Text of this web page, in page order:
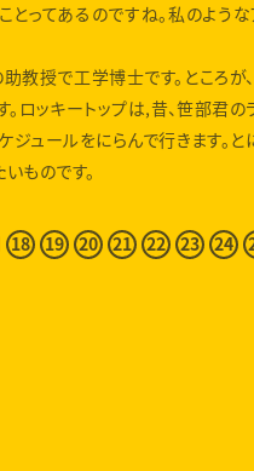
とってあるのですね。私のよ
教授で工学博士です。ところが
ロッキートップは,昔、笹部君
ジュールをにらんで行きます。
ものです。
18 19 20 21 22 23 24